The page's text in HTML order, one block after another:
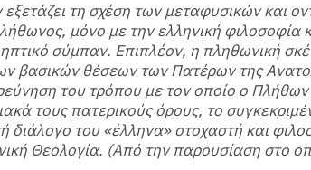
τη σχέση των μεταφυσικών και
μόνο με την ελληνική φιλοσοφία
σύμπαν. Επιπλέον, η πληθωνική
βασικών θέσεων των Πατέρων της
του τρόπου με τον οποίο ο Πλήθων
τους πατερικούς όρους, το
διάλογο του «έλληνα» στοχαστή και
Θεολογία. (Από την παρουσίαση στο